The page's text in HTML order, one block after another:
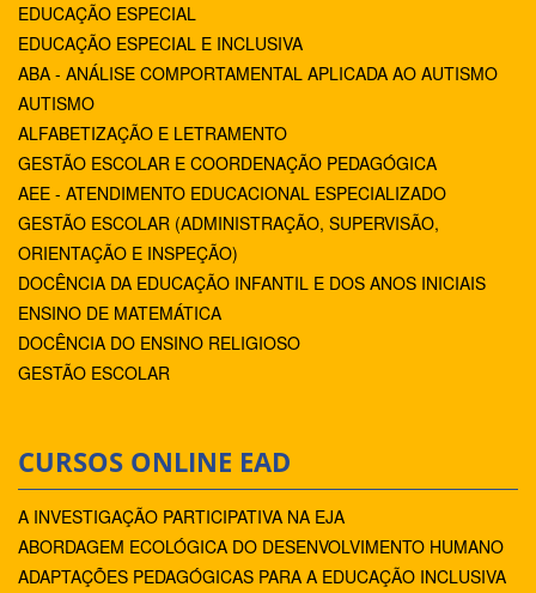
EDUCAÇÃO ESPECIAL
EDUCAÇÃO ESPECIAL E INCLUSIVA
ABA - ANÁLISE COMPORTAMENTAL APLICADA AO AUTISMO
AUTISMO
ALFABETIZAÇÃO E LETRAMENTO
GESTÃO ESCOLAR E COORDENAÇÃO PEDAGÓGICA
AEE - ATENDIMENTO EDUCACIONAL ESPECIALIZADO
GESTÃO ESCOLAR (ADMINISTRAÇÃO, SUPERVISÃO,
ORIENTAÇÃO E INSPEÇÃO)
DOCÊNCIA DA EDUCAÇÃO INFANTIL E DOS ANOS INICIAIS
ENSINO DE MATEMÁTICA
DOCÊNCIA DO ENSINO RELIGIOSO
GESTÃO ESCOLAR
CURSOS ONLINE EAD
A INVESTIGAÇÃO PARTICIPATIVA NA EJA
ABORDAGEM ECOLÓGICA DO DESENVOLVIMENTO HUMANO
ADAPTAÇÕES PEDAGÓGICAS PARA A EDUCAÇÃO INCLUSIVA